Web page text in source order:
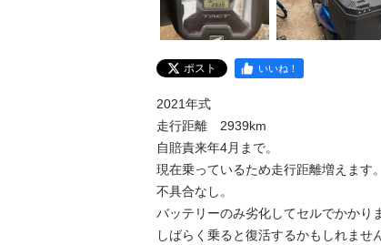
ポスト いいね！
2021年式
走行距離　2939km
自賠責来年4月まで。
現在乗っているため走行距離増えます。
不具合なし。
バッテリーのみ劣化してセルでかかり
しばらく乗ると復活するかもしれませ